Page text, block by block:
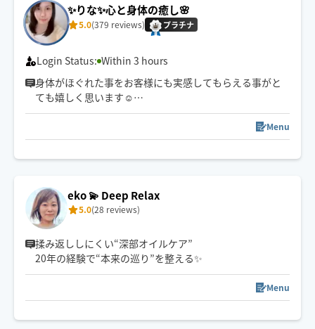
本来のパフォーマンスに戻るお手伝いをしています。
🌟身体を見極めた施術を心掛け、
同業セラピストからもご指名頂いてます。
✨りな✨心と身体の癒し️🌸
5.0(379 reviews) プラチナ
Login Status: Within 3 hours
身体がほぐれた事をお客様にも実感してもらえる事がと
ても嬉しく思います☺️
凝っている所を詳しく教えてくださりありがとうござい
とても励みになるレビューもありがとうございます🥹✨️
また会えるのを楽しみにしています🍀
Menu
eko 💫 Deep Relax
5.0(28 reviews)
揉み返ししにくい“深部オイルケア”
20年の経験で“本来の巡り”を整える✨
Menu